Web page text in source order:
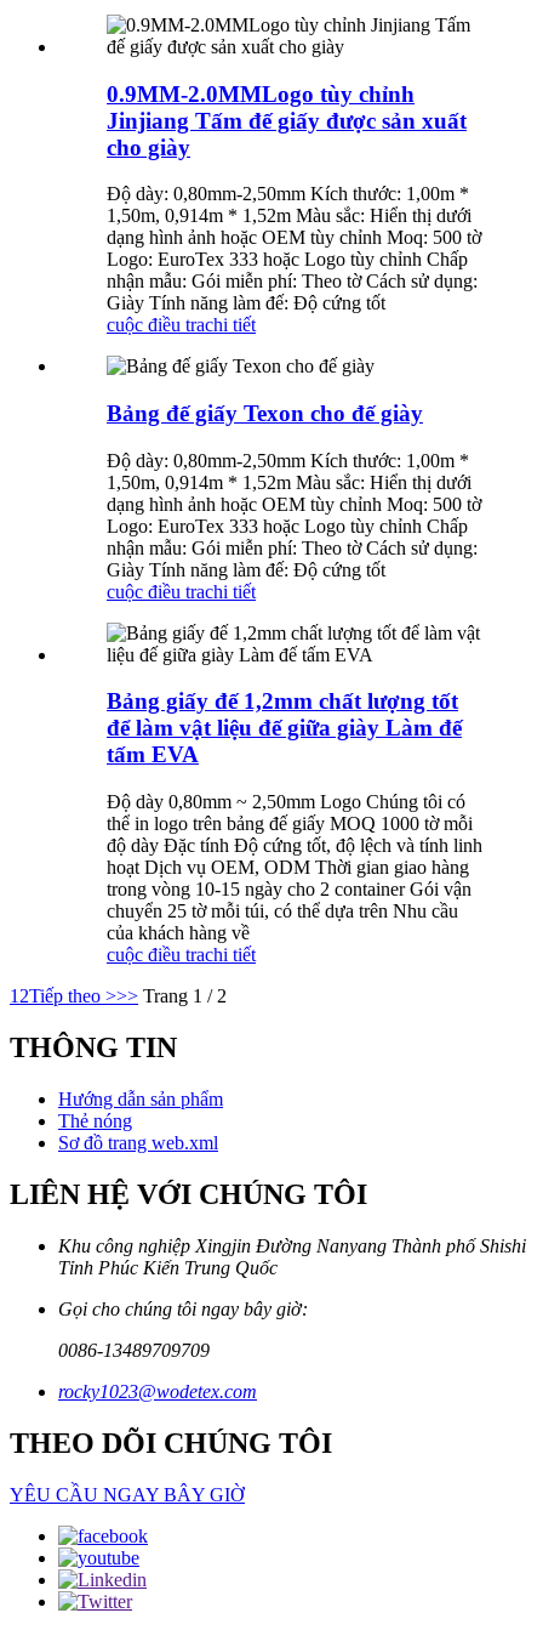
0.9MM-2.0MMLogo tùy chỉnh
Jinjiang Tấm đế giấy được sản xuất
cho giày
Độ dày: 0,80mm-2,50mm Kích thước: 1,00m *
1,50m, 0,914m * 1,52m Màu sắc: Hiển thị dưới
dạng hình ảnh hoặc OEM tùy chỉnh Moq: 500 tờ
Logo: EuroTex 333 hoặc Logo tùy chỉnh Chấp
nhận mẫu: Gói miễn phí: Theo tờ Cách sử dụng:
Giày Tính năng làm đế: Độ cứng tốt
cuộc điều trachi tiết
Bảng đế giấy Texon cho đế giày
Độ dày: 0,80mm-2,50mm Kích thước: 1,00m *
1,50m, 0,914m * 1,52m Màu sắc: Hiển thị dưới
dạng hình ảnh hoặc OEM tùy chỉnh Moq: 500 tờ
Logo: EuroTex 333 hoặc Logo tùy chỉnh Chấp
nhận mẫu: Gói miễn phí: Theo tờ Cách sử dụng:
Giày Tính năng làm đế: Độ cứng tốt
cuộc điều trachi tiết
Bảng giấy đế 1,2mm chất lượng tốt
để làm vật liệu đế giữa giày Làm đế
tấm EVA
Độ dày 0,80mm ~ 2,50mm Logo Chúng tôi có
thể in logo trên bảng đế giấy MOQ 1000 tờ mỗi
độ dày Đặc tính Độ cứng tốt, độ lệch và tính linh
hoạt Dịch vụ OEM, ODM Thời gian giao hàng
trong vòng 10-15 ngày cho 2 container Gói vận
chuyển 25 tờ mỗi túi, có thể dựa trên Nhu cầu
của khách hàng về
cuộc điều trachi tiết
1 2Tiếp theo >>> Trang 1 / 2
THÔNG TIN
Hướng dẫn sản phẩm
Thẻ nóng
Sơ đồ trang web.xml
LIÊN HỆ VỚI CHÚNG TÔI
Khu công nghiệp Xingjin Đường Nanyang Thành phố Shishi
Tỉnh Phúc Kiến Trung Quốc
Gọi cho chúng tôi ngay bây giờ:
0086-13489709709
rocky1023@wodetex.com
THEO DÕI CHÚNG TÔI
YÊU CẦU NGAY BÂY GIỜ